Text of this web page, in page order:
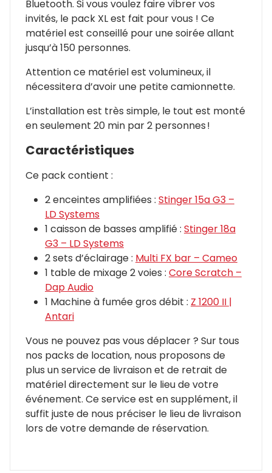
Bluetooth. Si vous voulez faire vibrer vos
invités, le pack XL est fait pour vous ! Ce
matériel est conseillé pour une soirée allant
jusqu’à 150 personnes.
Attention ce matériel est volumineux, il
nécessitera d’avoir une petite camionnette.
L’installation est très simple, le tout est monté
en seulement 20 min par 2 personnes !
Caractéristiques
Ce pack contient :
2 enceintes amplifiées : Stinger 15a G3 –
LD Systems
1 caisson de basses amplifié : Stinger 18a
G3 – LD Systems
2 sets d’éclairage : Multi FX bar – Cameo
1 table de mixage 2 voies : Core Scratch –
Dap Audio
1 Machine à fumée gros débit : Z 1200 II |
Antari
Vous ne pouvez pas vous déplacer ? Sur tous
nos packs de location, nous proposons de
plus un service de livraison et de retrait de
matériel directement sur le lieu de votre
événement. Ce service est en supplément, il
suffit juste de nous préciser le lieu de livraison
lors de votre demande de réservation.